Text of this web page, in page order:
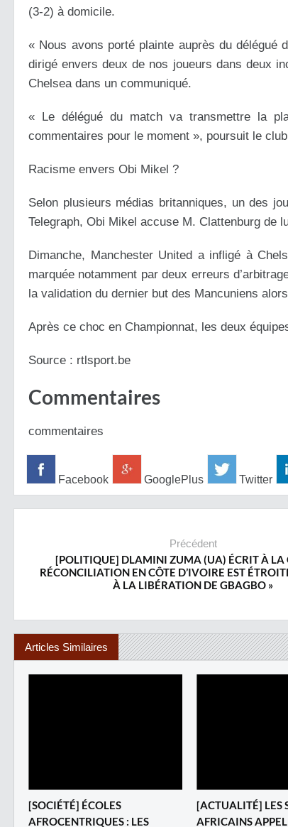
(3-2) à domicile.
« Nous avons porté plainte auprès du délégué
dirigé envers deux de nos joueurs dans deux
Chelsea dans un communiqué.
« Le délégué du match va transmettre la
commentaires pour le moment », poursuit le
Racisme envers Obi Mikel ?
Selon plusieurs médias britanniques, un des
Telegraph, Obi Mikel accuse M. Clattenburg de
Dimanche, Manchester United a infligé à
marquée notamment par deux erreurs
la validation du dernier but des Mancuniens
Après ce choc en Championnat, les deux
Source : rtlsport.be
Commentaires
commentaires
Facebook GooglePlus Twitter
Précédent
[POLITIQUE] DLAMINI ZUMA (UA) ÉCRIT À LA
RÉCONCILIATION EN CÔTE D’IVOIRE EST
À LA LIBÉRATION DE GBAGBO »
Articles Similaires
[SOCIÉTÉ] ÉCOLES
AFROCENTRIQUES : LES
[ACTUALITÉ] LES
AFRICAINS